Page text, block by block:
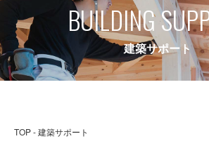
BUILDING
建築サポート
TOP 建築サポート